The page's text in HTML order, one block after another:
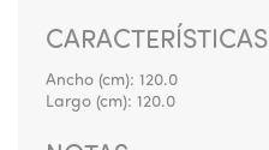
CARACTERÍSTICAS
Ancho (cm): 120.0
Largo (cm): 120.0